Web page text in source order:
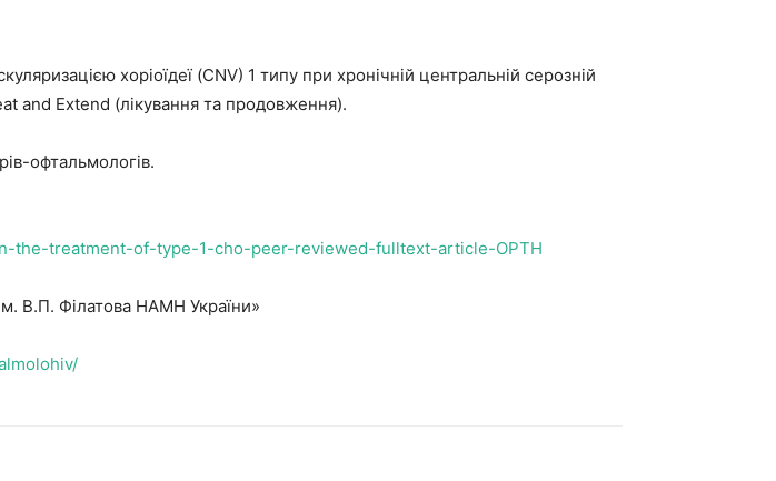
хоріоїдеї (CNV) 1 типу при хронічній центральній серозній
and Extend (лікування та продовження).
офтальмологів.
the-treatment-of-type-1-cho-peer-reviewed-fulltext-article-OPTH
В.П. Філатова НАМН України»